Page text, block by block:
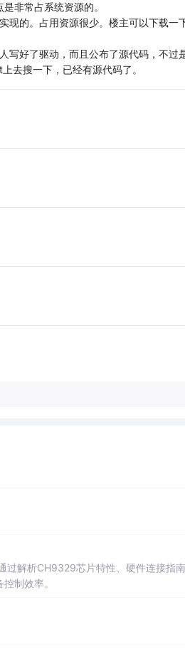
非常占系统资源的。
的。占用资源很少。楼主可以下载一下
写好了驱动，而且公布了源代码，不过
去搜一下，已经有源代码了。
过解析CH9329芯片特性、硬件连接指
制效率。